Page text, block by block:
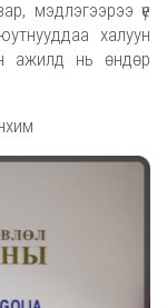
мэдлэгээрээ үе
халуун
ажилд нь өндөр